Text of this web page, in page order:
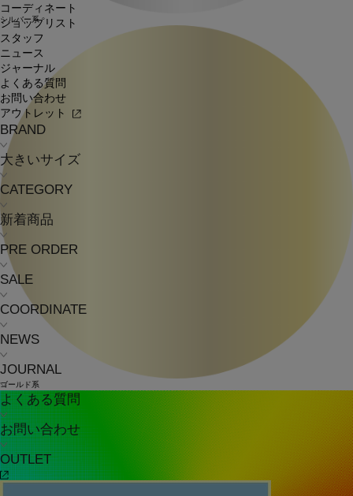
コーディネート
ショップリスト
スタッフ
ニュース
ジャーナル
よくある質問
お問い合わせ
アウトレット
BRAND
大きいサイズ
CATEGORY
新着商品
PRE ORDER
SALE
COORDINATE
NEWS
JOURNAL
よくある質問
お問い合わせ
OUTLET
シルバー系
ゴールド系